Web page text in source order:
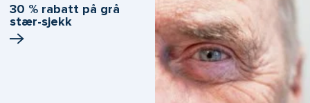
30 % rabatt på grå
stær-sjekk